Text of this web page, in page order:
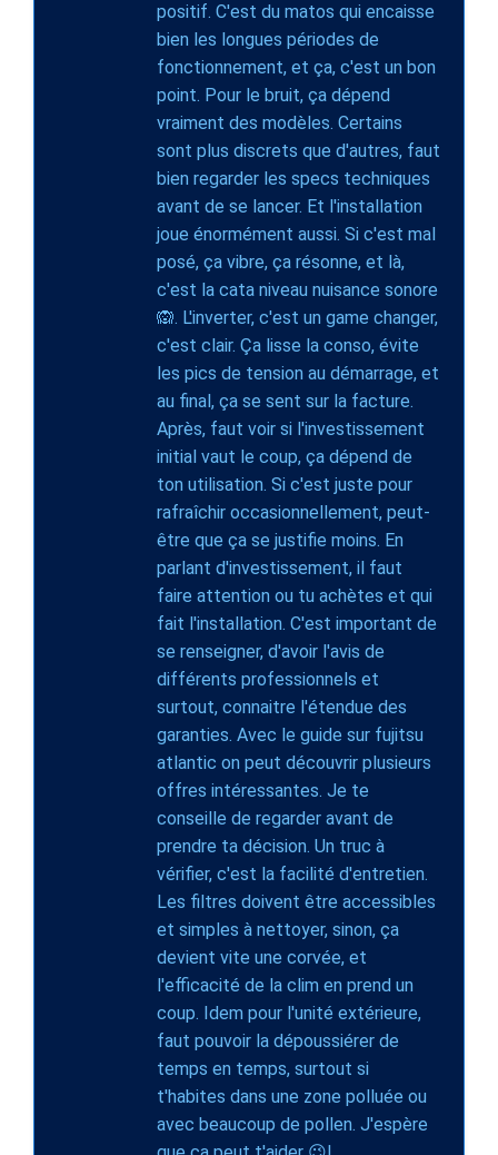
positif. C'est du matos qui encaisse
bien les longues périodes de
fonctionnement, et ça, c'est un bon
point. Pour le bruit, ça dépend
vraiment des modèles. Certains
sont plus discrets que d'autres, faut
bien regarder les specs techniques
avant de se lancer. Et l'installation
joue énormément aussi. Si c'est mal
posé, ça vibre, ça résonne, et là,
c'est la cata niveau nuisance sonore
🙉. L'inverter, c'est un game changer,
c'est clair. Ça lisse la conso, évite
les pics de tension au démarrage, et
au final, ça se sent sur la facture.
Après, faut voir si l'investissement
initial vaut le coup, ça dépend de
ton utilisation. Si c'est juste pour
rafraîchir occasionnellement, peut-
être que ça se justifie moins. En
parlant d'investissement, il faut
faire attention ou tu achètes et qui
fait l'installation. C'est important de
se renseigner, d'avoir l'avis de
différents professionnels et
surtout, connaitre l'étendue des
garanties. Avec le guide sur fujitsu
atlantic on peut découvrir plusieurs
offres intéressantes. Je te
conseille de regarder avant de
prendre ta décision. Un truc à
vérifier, c'est la facilité d'entretien.
Les filtres doivent être accessibles
et simples à nettoyer, sinon, ça
devient vite une corvée, et
l'efficacité de la clim en prend un
coup. Idem pour l'unité extérieure,
faut pouvoir la dépoussiérer de
temps en temps, surtout si
t'habites dans une zone polluée ou
avec beaucoup de pollen. J'espère